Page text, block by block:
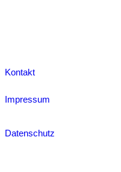
Kontakt
Impressum
Datenschutz